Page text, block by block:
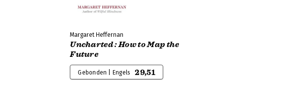
Margaret Heffernan
Uncharted : How to Map the
Future
Gebonden | Engels 29,51